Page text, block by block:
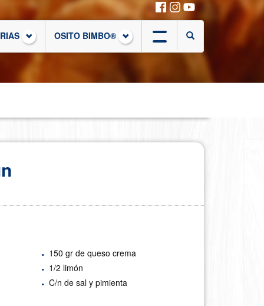
OSITO BIMBO®
150 gr de queso crema
1/2 limón
C/n de sal y pimienta